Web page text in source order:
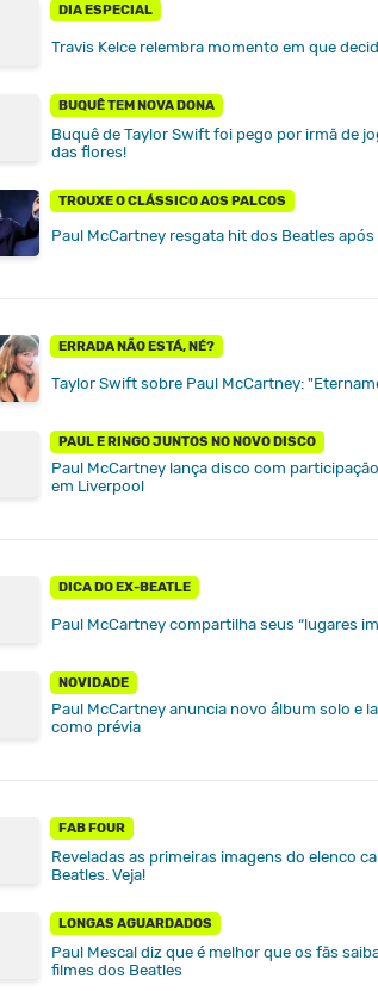
DIA ESPECIAL
Travis Kelce relembra momento em que
BUQUÊ TEM NOVA DONA
Buquê de Taylor Swift foi pego por irmã de
das flores!
TROUXE O CLÁSSICO AOS PALCOS
Paul McCartney resgata hit dos Beatles
ERRADA NÃO ESTÁ, NÉ?
Taylor Swift sobre Paul McCartney:
PAUL E RINGO JUNTOS NO NOVO DISCO
Paul McCartney lança disco com
em Liverpool
DICA DO EX-BEATLE
Paul McCartney compartilha seus “lugares
NOVIDADE
Paul McCartney anuncia novo álbum solo e
como prévia
FAB FOUR
Reveladas as primeiras imagens do elenco
Beatles. Veja!
LONGAS AGUARDADOS
Paul Mescal diz que é melhor que os fãs
filmes dos Beatles